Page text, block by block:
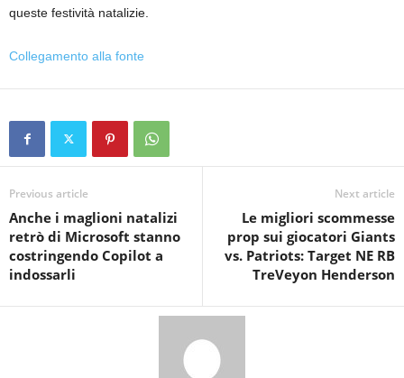
queste festività natalizie.
Collegamento alla fonte
Previous article
Anche i maglioni natalizi
retrò di Microsoft stanno
costringendo Copilot a
indossarli
Next article
Le migliori scommesse
prop sui giocatori Giants
vs. Patriots: Target NE RB
TreVeyon Henderson